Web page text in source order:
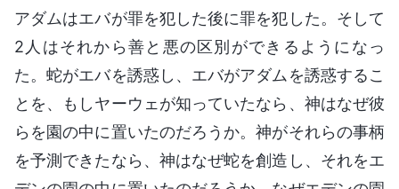
アダムはエバが罪を犯した後に罪を犯した。そして
2人はそれから善と悪の区別ができるようになっ
た。蛇がエバを誘惑し、エバがアダムを誘惑するこ
とを、もしヤーウェが知っていたなら、神はなぜ彼
らを園の中に置いたのだろうか。神がそれらの事柄
を予測できたなら、神はなぜ蛇を創造し、それをエ